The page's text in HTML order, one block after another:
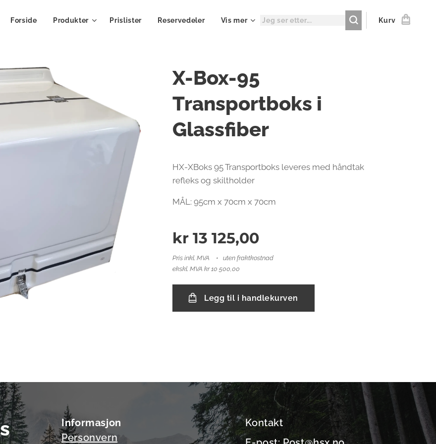
Forside Produkter Prislister Reservedeler Vis mer Kurv
X-Box-95
Transportboks i
Glassfiber
HX-XBoks 95 Transportboks leveres med håndtak
refleks og skiltholder
MÅL: 95cm x 70cm x 70cm
kr 13 125,00
Pris inkl. MVA
uten fraktkostnad
ekskl. MVA kr 10 500,00
Legg til i handlekurven
Informasjon
Personvern
Kontakt